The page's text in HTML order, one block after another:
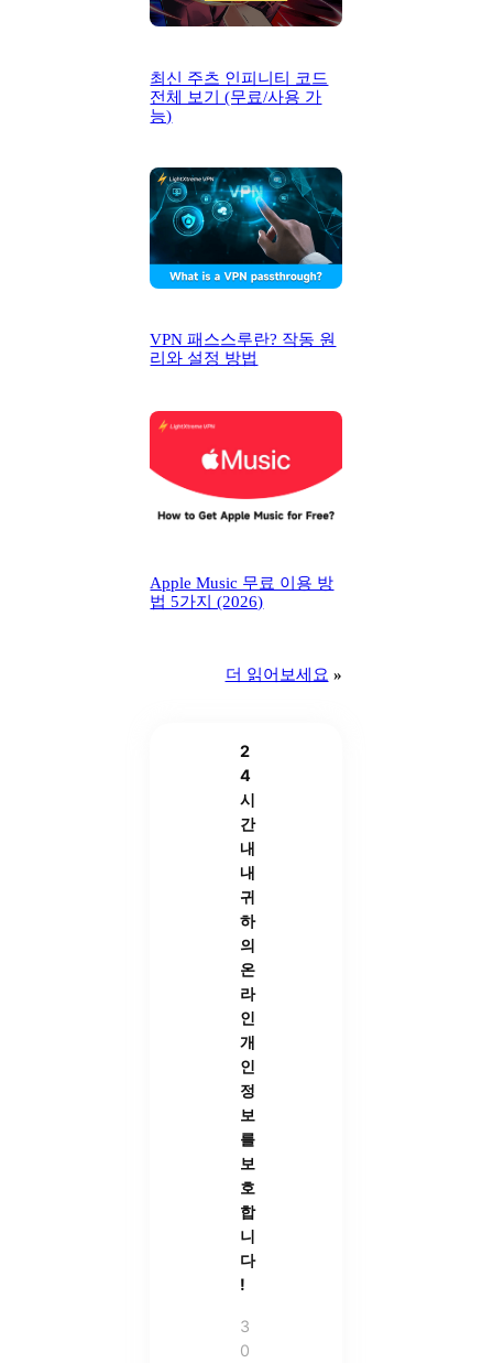
최신 주츠 인피니티 코드
전체 보기 (무료/사용 가
능)
VPN 패스스루란? 작동 원
리와 설정 방법
Apple Music 무료 이용 방
법 5가지 (2026)
더 읽어보세요 »
2
4
시
간
내
내
귀
하
의
온
라
인
개
인
정
보
를
보
호
합
니
다
!
3
0